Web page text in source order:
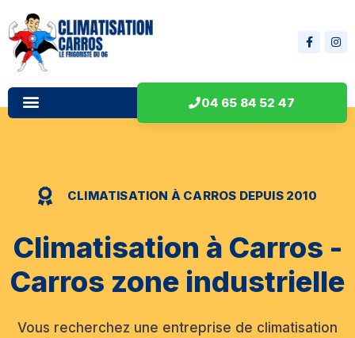
04 65 84 52 47
CLIMATISATION À CARROS DEPUIS 2010
Climatisation à Carros -
Carros zone industrielle
Vous recherchez une entreprise de climatisation